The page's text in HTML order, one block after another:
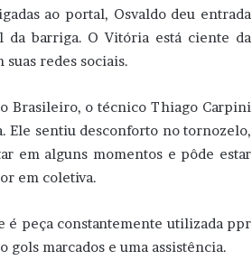
ao portal, Osvaldo deu entrada
da barriga. O Vitória está ciente da
redes sociais.
Brasileiro, o técnico Thiago Carpini
Ele sentiu desconforto no tornozelo,
em alguns momentos e pôde estar
em coletiva.
é peça constantemente utilizada ppr
marcados e uma assistência.